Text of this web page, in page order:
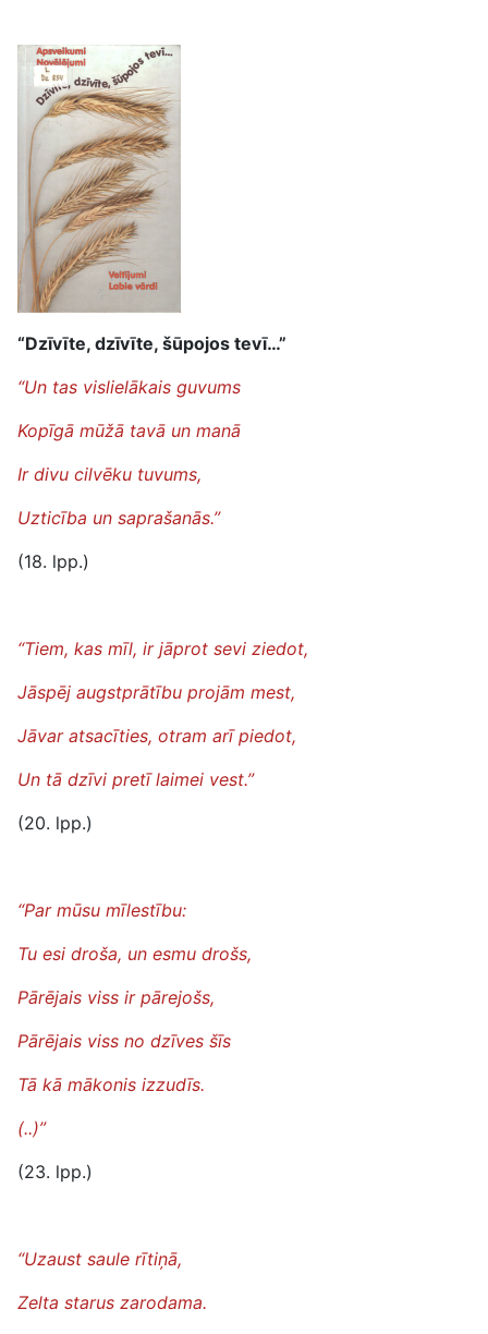
“Dzīvīte, dzīvīte, šūpojos tevī…”
“Un tas vislielākais guvums
Kopīgā mūžā tavā un manā
Ir divu cilvēku tuvums,
Uzticība un saprašanās.”
(18. lpp.)
“Tiem, kas mīl, ir jāprot sevi ziedot,
Jāspēj augstprātību projām mest,
Jāvar atsacīties, otram arī piedot,
Un tā dzīvi pretī laimei vest.”
(20. lpp.)
“Par mūsu mīlestību:
Tu esi droša, un esmu drošs,
Pārējais viss ir pārejošs,
Pārējais viss no dzīves šīs
Tā kā mākonis izzudīs.
(..)”
(23. lpp.)
“Uzaust saule rītiņā,
Zelta starus zarodama.